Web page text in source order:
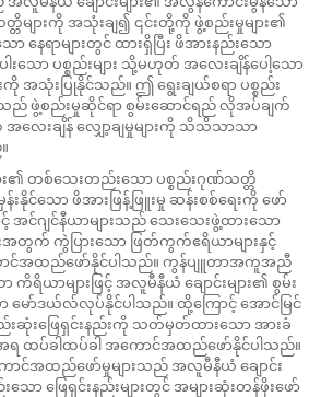
များကို အသုံးချ၍ ၎င်းတို့ကို ဖွဲ့စည်းမှုများ၏
ာ နေရာများတွင် ထားရှိပြီး ဖိအားနည်းသော
ပါးသော ပစ္စည်းများ သို့မဟုတ် အလေးချိန်ပေါ့သော
းကို အသုံးပြုနိုင်သည်။ ဤ ရွေးချယ်စရာ ပစ္စည်း
မှုသည် ဖွဲ့စည်းမှုဆိုင်ရာ စွမ်းဆောင်ရည် လိုအပ်ချက်
လေးချိန် လျှော့ချမှုများကို သိသိသာသာ
ား၏ တစ်သေးတည်းသော ပစ္စည်းဂုဏ်သတ္တိ
နိုင်သော ဖိအားဖြန့်ဖြူးမှု ဆန်းစစ်ရေးကို ဖော်
အင်ဂျင်နီယာများသည် သေးသေးဖွဲ့ထားသော
းအတွက် ကွဲပြားသော ဖြတ်ကွက်ဧရိယာများနှင့်
ောင်အထည်ဖော်နိုင်ပါသည်။ ကွန်ပျူတာအကူအညီ
ာ ကိရိယာများဖြင့် အလူမီနီယံ ချောင်းများ၏ စွမ်း
ော်ဒယ်လ်လုပ်နိုင်ပါသည်။ ထို့ကြောင့် အောင်မြင်
းဆုံးဖြေရှင်းနည်းကို သတ်မှတ်ထားသော အားခံ
ရ ထပ်ခါထပ်ခါ အကောင်အထည်ဖော်နိုင်ပါသည်။
င်အထည်ဖော်မှုများသည် အလူမီနီယံ ချောင်း
သော ဖြေရှင်းနည်းများတွင် အများဆုံးတန်ဖိုးဖော်